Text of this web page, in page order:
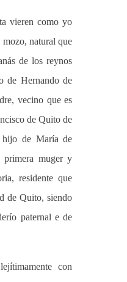
vieren como yo
natural que
de los reynos
de Hernando de
vecino que es
de Quito de
de María de
primera muger y
residente que
de Quito, siendo
paternal e de
con